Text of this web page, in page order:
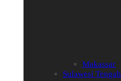
Makassar
Sulawesi Tengah